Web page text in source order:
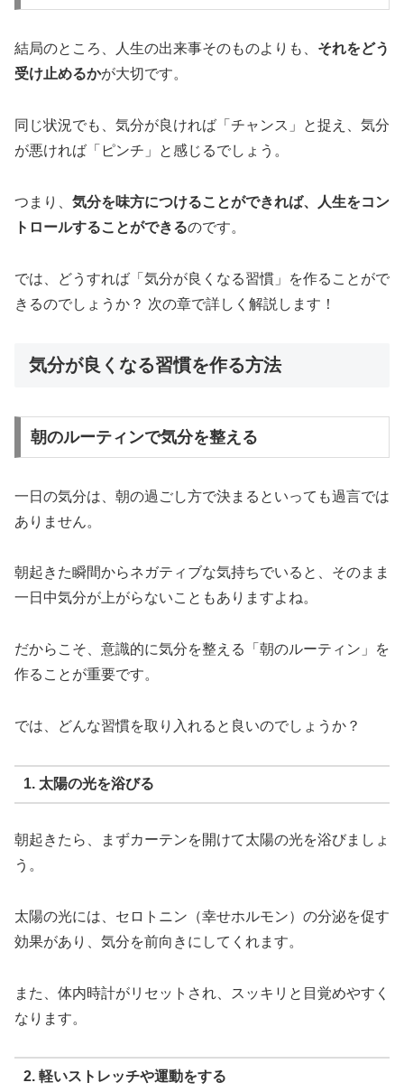
結局のところ、人生の出来事そのものよりも、 それをどう
受け止めるかが大切です。
同じ状況でも、気分が良ければ「チャンス」と捉え、気分
が悪ければ「ピンチ」と感じるでしょう。
つまり、 気分を味方につけることができれば、人生をコン
トロールすることができるのです。
では、どうすれば「気分が良くなる習慣」を作ることがで
きるのでしょうか？ 次の章で詳しく解説します！
気分が良くなる習慣を作る方法
朝のルーティンで気分を整える
一日の気分は、朝の過ごし方で決まるといっても過言では
ありません。
朝起きた瞬間からネガティブな気持ちでいると、そのまま
一日中気分が上がらないこともありますよね。
だからこそ、意識的に気分を整える「朝のルーティン」を
作ることが重要です。
では、どんな習慣を取り入れると良いのでしょうか？
1. 太陽の光を浴びる
朝起きたら、まずカーテンを開けて太陽の光を浴びましょ
う。
太陽の光には、セロトニン（幸せホルモン）の分泌を促す
効果があり、気分を前向きにしてくれます。
また、体内時計がリセットされ、スッキリと目覚めやすく
なります。
2. 軽いストレッチや運動をする